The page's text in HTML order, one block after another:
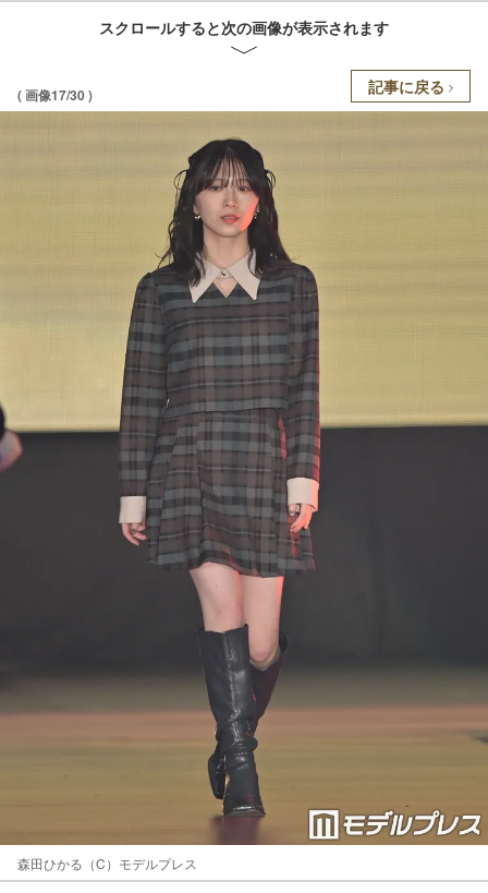
スクロールすると次の画像が表示されます
( 画像17/30 ) 記事に戻る
森田ひかる（C）モデルプレス